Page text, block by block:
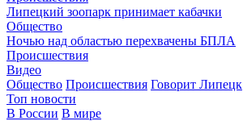
Липецкий зоопарк принимает кабачки
Общество
Ночью над областью перехвачены БПЛА
Происшествия
Видео
Общество Происшествия Говорит Липецк
Топ новости
В России В мире